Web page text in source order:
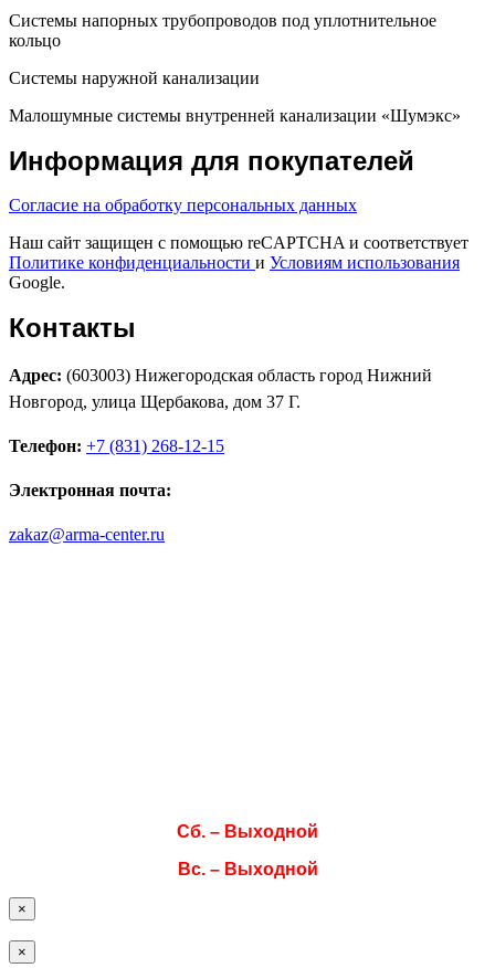
Системы напорных трубопроводов под уплотнительное
кольцо
Системы наружной канализации
Малошумные системы внутренней канализации «Шумэкс»
Информация для покупателей
Согласие на обработку персональных данных
Наш сайт защищен с помощью reCAPTCHA и соответствует
Политике конфиденциальности и Условиям использования
Google.
Контакты
Адрес: (603003) Нижегородская область город Нижний
Новгород, улица Щербакова, дом 37 Г.
Телефон: +7 (831) 268-12-15
Электронная почта:
zakaz@arma-center.ru
Сб. – Выходной
Вс. – Выходной
×
×